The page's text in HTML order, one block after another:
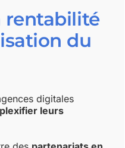
rentabilité
du
digitales
leurs